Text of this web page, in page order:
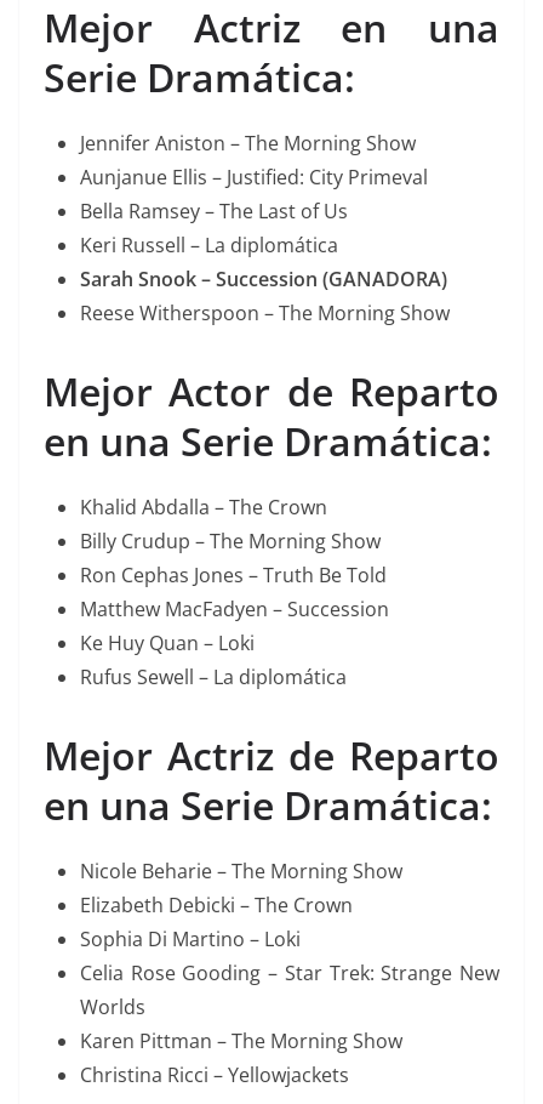
Mejor Actriz en una
Serie Dramática:
Jennifer Aniston – The Morning Show
Aunjanue Ellis – Justified: City Primeval
Bella Ramsey – The Last of Us
Keri Russell – La diplomática
Sarah Snook – Succession (GANADORA)
Reese Witherspoon – The Morning Show
Mejor Actor de Reparto
en una Serie Dramática:
Khalid Abdalla – The Crown
Billy Crudup – The Morning Show
Ron Cephas Jones – Truth Be Told
Matthew MacFadyen – Succession
Ke Huy Quan – Loki
Rufus Sewell – La diplomática
Mejor Actriz de Reparto
en una Serie Dramática:
Nicole Beharie – The Morning Show
Elizabeth Debicki – The Crown
Sophia Di Martino – Loki
Celia Rose Gooding – Star Trek: Strange New
Worlds
Karen Pittman – The Morning Show
Christina Ricci – Yellowjackets